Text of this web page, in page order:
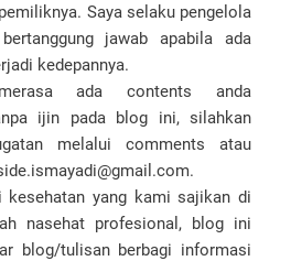
Saya selaku pengelola
jawab apabila ada
kedepannya.
ada contents anda
ijin pada blog ini, silahkan
melalui comments atau
kesehatan yang kami sajikan di
nasehat profesional, blog ini
blog/tulisan berbagi informasi